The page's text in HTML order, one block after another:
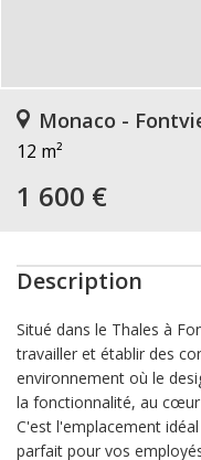
Monaco -
12 m²
1 600 €
Description
Situé dans le Thales à
travailler et établir des
environnement où le
la fonctionnalité, au
C'est l'emplacement
parfait pour vos